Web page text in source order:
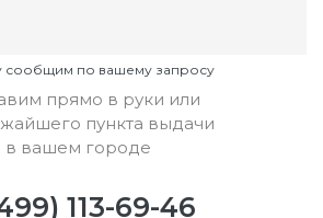
сообщим по вашему запросу
прямо в руки или
пункта выдачи
в вашем городе
113-69-46